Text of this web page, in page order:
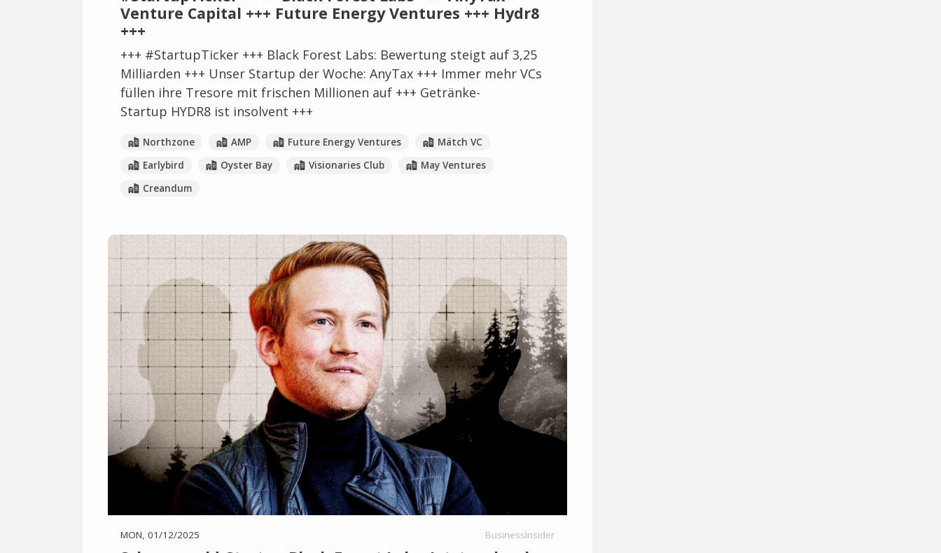
Venture Capital +++ Future Energy Ventures +++ Hydr8
+++
+++ #StartupTicker +++ Black Forest Labs: Bewertung steigt auf 3,25
Milliarden +++ Unser Startup der Woche: AnyTax +++ Immer mehr VCs
füllen ihre Tresore mit frischen Millionen auf +++ Getränke-
Startup HYDR8 ist insolvent +++
Northzone AMP Future Energy Ventures
Mätch VC
Earlybird
Oyster Bay Visionaries Club
May Ventures
Creandum
MON, 01/12/2025 BusinessInsider